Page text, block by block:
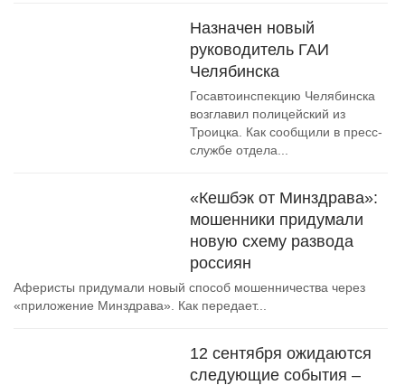
Назначен новый
руководитель ГАИ
Челябинска
Госавтоинспекцию Челябинска
возглавил полицейский из
Троицка. Как сообщили в пресс-
службе отдела...
«Кешбэк от Минздрава»:
мошенники придумали
новую схему развода
россиян
Аферисты придумали новый способ мошенничества через
«приложение Минздрава». Как передает...
12 сентября ожидаются
следующие события –